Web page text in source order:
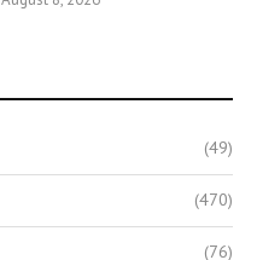
(49)
(470)
(76)